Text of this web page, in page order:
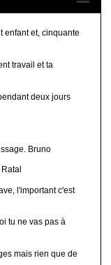
enfant et, cinquante
travail et ta
deux jours
Bruno
l'important c'est
tu ne vas pas à
mais rien que de